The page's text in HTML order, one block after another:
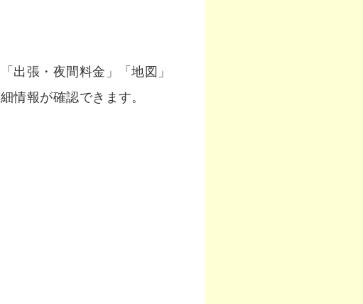
出張・夜間料金」「地図」
情報が確認できます。